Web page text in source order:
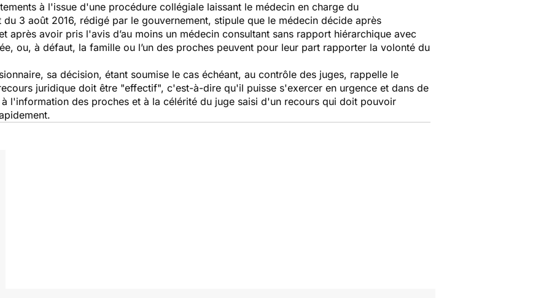
à l'issue d'une procédure collégiale laissant le médecin en charge du
3 août 2016, rédigé par le gouvernement, stipule que le médecin décide après
après avoir pris l'avis d’au moins un médecin consultant sans rapport hiérarchique avec
ou, à défaut, la famille ou l’un des proches peuvent pour leur part rapporter la volonté du
sa décision, étant soumise le cas échéant, au contrôle des juges, rappelle le
juridique doit être "effectif", c'est-à-dire qu'il puisse s'exercer en urgence et dans de
l'information des proches et à la célérité du juge saisi d'un recours qui doit pouvoir